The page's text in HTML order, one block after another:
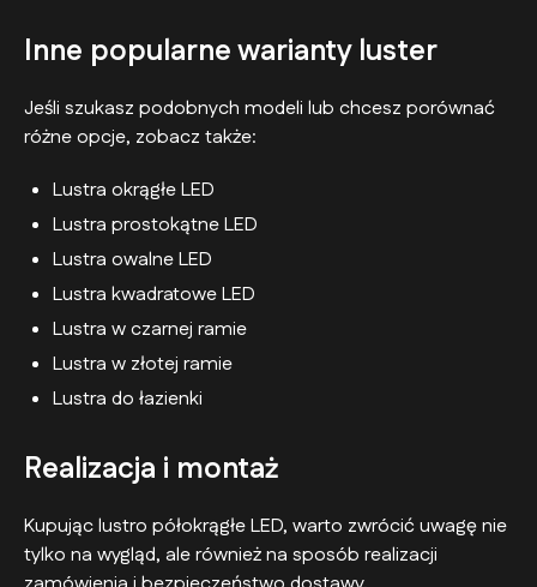
Inne popularne warianty luster
Jeśli szukasz podobnych modeli lub chcesz porównać
różne opcje, zobacz także:
Lustra okrągłe LED
Lustra prostokątne LED
Lustra owalne LED
Lustra kwadratowe LED
Lustra w czarnej ramie
Lustra w złotej ramie
Lustra do łazienki
Realizacja i montaż
Kupując lustro półokrągłe LED, warto zwrócić uwagę nie
tylko na wygląd, ale również na sposób realizacji